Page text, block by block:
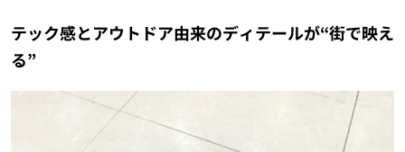
テック感とアウトドア由来のディテールが“街で映え
る”